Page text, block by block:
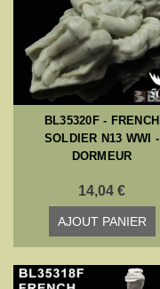
BL35320F - FRENCH
SOLDIER N13 WWI -
DORMEUR
14,04 €
AJOUT PANIER